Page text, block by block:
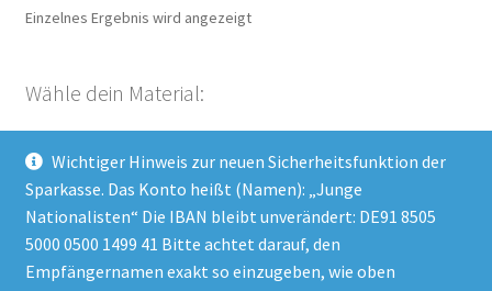
Wichtiger Hinweis zur neuen Sicherheitsfunktion der
Sparkasse. Das Konto heißt (Namen): „Junge
Nationalisten“ Die IBAN bleibt unverändert: DE91 8505
5000 0500 1499 41 Bitte achtet darauf, den
Empfängernamen exakt so einzugeben, wie oben
Einzelnes Ergebnis wird angezeigt
Wähle dein Material:
Kategorie auswählen
Impressum